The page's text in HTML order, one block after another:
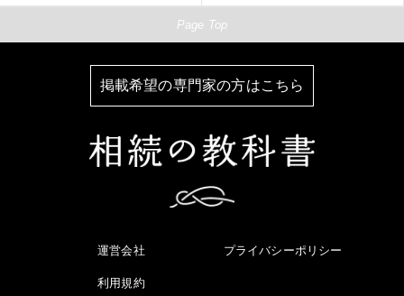
Page Top
掲載希望の専門家の方はこちら
運営会社 プライバシーポリシー
利用規約